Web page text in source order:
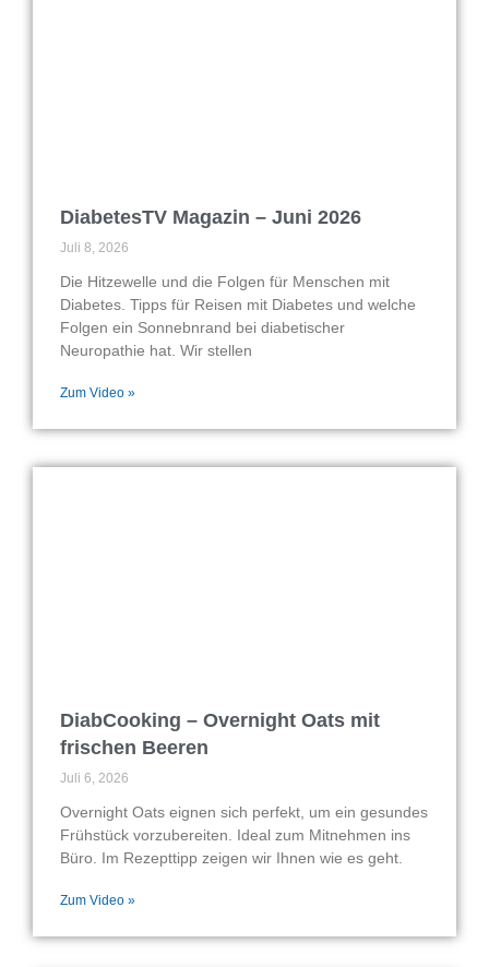
DiabetesTV Magazin – Juni 2026
Juli 8, 2026
Die Hitzewelle und die Folgen für Menschen mit
Diabetes. Tipps für Reisen mit Diabetes und welche
Folgen ein Sonnebnrand bei diabetischer
Neuropathie hat. Wir stellen
Zum Video »
DiabCooking – Overnight Oats mit
frischen Beeren
Juli 6, 2026
Overnight Oats eignen sich perfekt, um ein gesundes
Frühstück vorzubereiten. Ideal zum Mitnehmen ins
Büro. Im Rezepttipp zeigen wir Ihnen wie es geht.
Zum Video »